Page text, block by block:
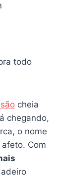
todo
cheia
chegando,
o nome
Com